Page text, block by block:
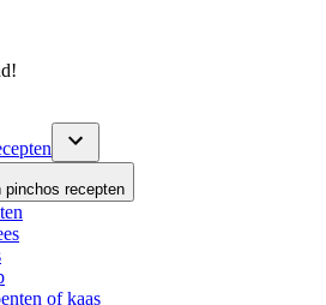
pinchos recepten
of kaas